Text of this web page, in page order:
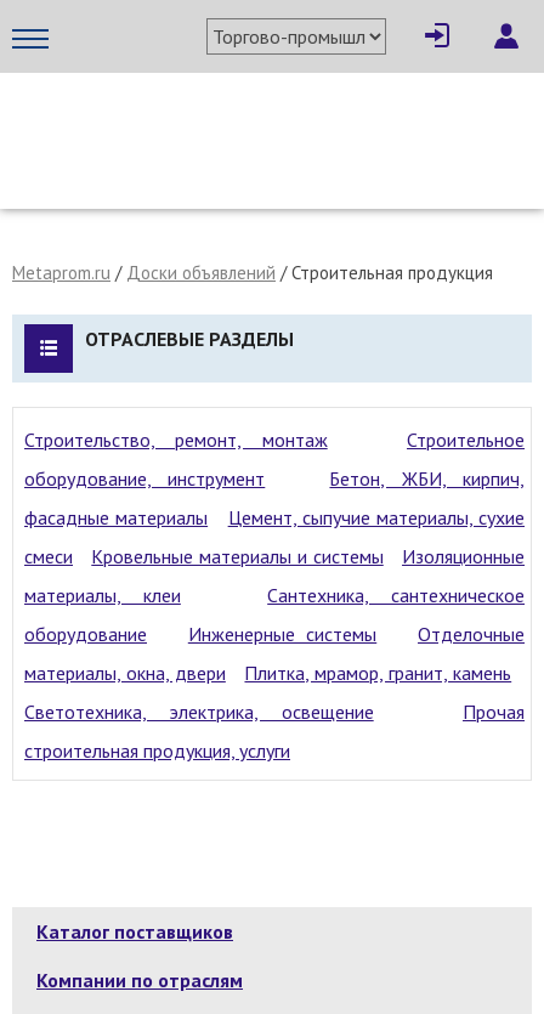
Metaprom.ru / Доски объявлений / Строительная продукция
ОТРАСЛЕВЫЕ РАЗДЕЛЫ
Строительство, ремонт, монтаж
Строительное
оборудование, инструмент
Бетон, ЖБИ, кирпич,
фасадные материалы
Цемент, сыпучие материалы, сухие
смеси
Кровельные материалы и системы
Изоляционные
материалы, клеи
Сантехника, сантехническое
оборудование
Инженерные системы
Отделочные
материалы, окна, двери
Плитка, мрамор, гранит, камень
Светотехника, электрика, освещение
Прочая
строительная продукция, услуги
Каталог поставщиков
Компании по отраслям